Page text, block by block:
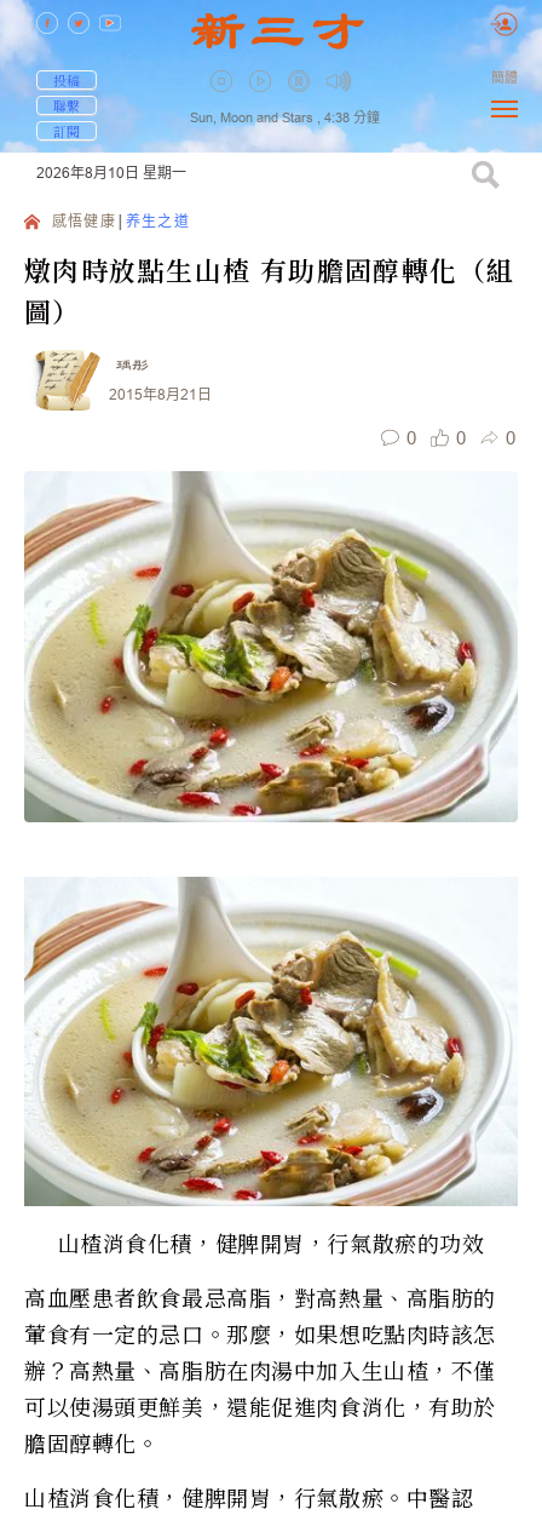
投稿
聯繫
訂閱
Sun, Moon and Stars , 4:38 分鐘
簡體
2026年8月10日 星期一
感悟健康 养生之道
燉肉時放點生山楂 有助膽固醇轉化（組
圖）
瑀彤
2015年8月21日
0 0 0
山楂消食化積，健脾開胃，行氣散瘀的功效
高血壓患者飲食最忌高脂，對高熱量、高脂肪的
葷食有一定的忌口。那麼，如果想吃點肉時該怎
辦？高熱量、高脂肪在肉湯中加入生山楂，不僅
可以使湯頭更鮮美，還能促進肉食消化，有助於
膽固醇轉化。
山楂消食化積，健脾開胃，行氣散瘀。中醫認